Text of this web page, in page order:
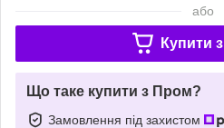
або
Купити з
Що таке купити з Пром?
Замовлення під захистом